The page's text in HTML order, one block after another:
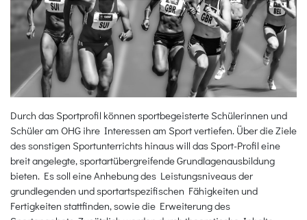
Durch das Sportprofil können sportbegeisterte Schülerinnen und
Schüler am OHG ihre Interessen am Sport vertiefen. Über die Ziele
des sonstigen Sportunterrichts hinaus will das Sport-Profil eine
breit angelegte, sportartübergreifende Grundlagenausbildung
bieten. Es soll eine Anhebung des Leistungsniveaus der
grundlegenden und sportartspezifischen Fähigkeiten und
Fertigkeiten stattfinden, sowie die Erweiterung des